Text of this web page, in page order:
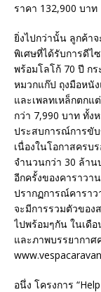
ราคา 132,900 บาท
ยิ่งไปกว่านั้น ลูกค้า
พิเศษที่ได้รับการดีไ
พร้อมโลโก้ 70 ปี ก
หมวกแก๊ป ถุงมือหนั
และเพลทเหล็กตกแ
กว่า 7,990 บาท ทั้ง
ประสบการณ์การขั
เนื่องในโอกาสครบ
จำนวนกว่า 30 ล้า
อีกครั้งของคาราวา
ปรากฏการณ์คาราว
จะมีการรวมตัวของ
ไปพร้อมๆกัน ในเดื
และภาพบรรยากา
อนึ่ง โครงการ